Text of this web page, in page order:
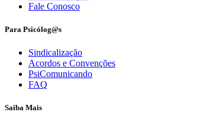
Fale Conosco
Para Psicólog@s
Sindicalização
Acordos e Convenções
PsiComunicando
FAQ
Saiba Mais